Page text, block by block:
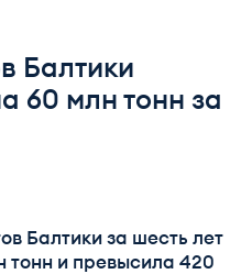
Балтики
60 млн тонн за
Балтики за шесть лет
тонн и превысила 420